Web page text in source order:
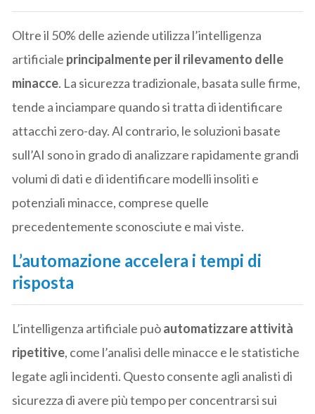
Oltre il 50% delle aziende utilizza l’intelligenza
artificiale principalmente per il rilevamento delle
minacce. La sicurezza tradizionale, basata sulle firme,
tende a inciampare quando si tratta di identificare
attacchi zero-day. Al contrario, le soluzioni basate
sull’AI sono in grado di analizzare rapidamente grandi
volumi di dati e di identificare modelli insoliti e
potenziali minacce, comprese quelle
precedentemente sconosciute e mai viste.
L’automazione accelera i tempi di
risposta
L’intelligenza artificiale puòautomatizzare attività
ripetitive, come l’analisi delle minacce e le statistiche
legate agli incidenti. Questo consente agli analisti di
sicurezza di avere più tempo per concentrarsi sui